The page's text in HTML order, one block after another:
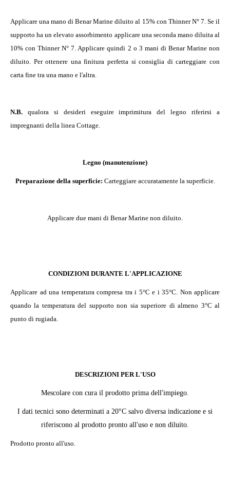
Applicare una mano di Benar Marine diluito al 15% con Thinner N° 7. Se il
supporto ha un elevato assorbimento applicare una seconda mano diluita al
10% con Thinner N° 7. Applicare quindi 2 o 3 mani di Benar Marine non
diluito. Per ottenere una finitura perfetta si consiglia di carteggiare con
carta fine tra una mano e l'altra.
N.B. qualora si desideri eseguire imprimitura del legno riferirsi a
impregnanti della linea Cottage.
Legno (manutenzione)
Preparazione della superficie: Carteggiare accuratamente la superficie.
Applicare due mani di Benar Marine non diluito.
CONDIZIONI DURANTE L'APPLICAZIONE
Applicare ad una temperatura compresa tra i 5°C e i 35°C. Non applicare
quando la temperatura del supporto non sia superiore di almeno 3°C al
punto di rugiada.
DESCRIZIONI PER L'USO
Mescolare con cura il prodotto prima dell'impiego.
I dati tecnici sono determinati a 20°C salvo diversa indicazione e si
riferiscono al prodotto pronto all'uso e non diluito.
Prodotto pronto all'uso.